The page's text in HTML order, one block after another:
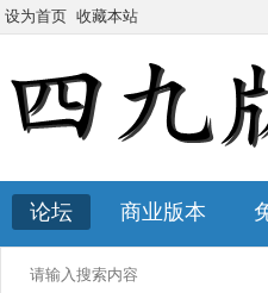
设为首页 收藏本站
论坛 商业版本